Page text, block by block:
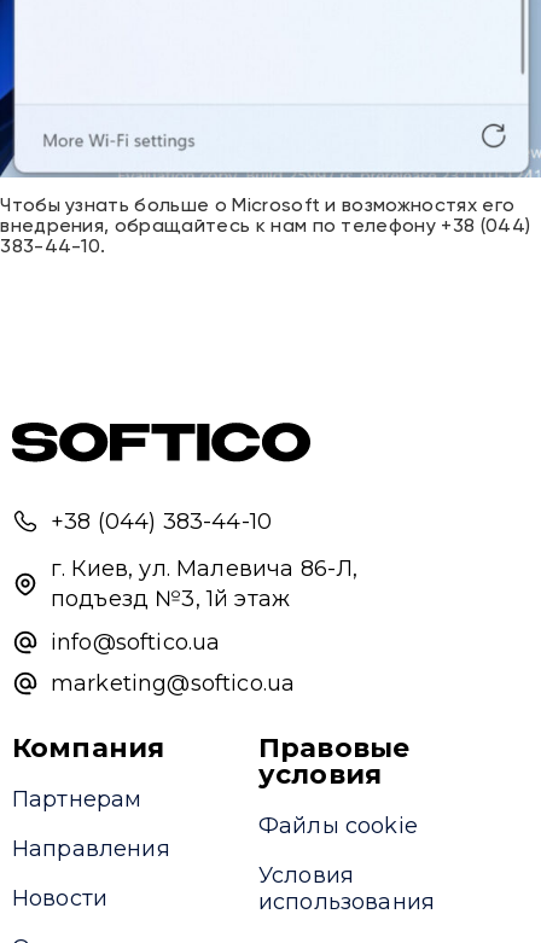
Чтобы узнать больше о Microsoft и возможностях его
внедрения, обращайтесь к нам по телефону +38 (044)
383-44-10.
+38 (044) 383-44-10
г. Киев, ул. Малевича 86-Л,
подъезд №3, 1й этаж
info@softico.ua
marketing@softico.ua
Компания
Партнерам
Направления
Новости
Правовые
условия
Файлы cookie
Условия
использования